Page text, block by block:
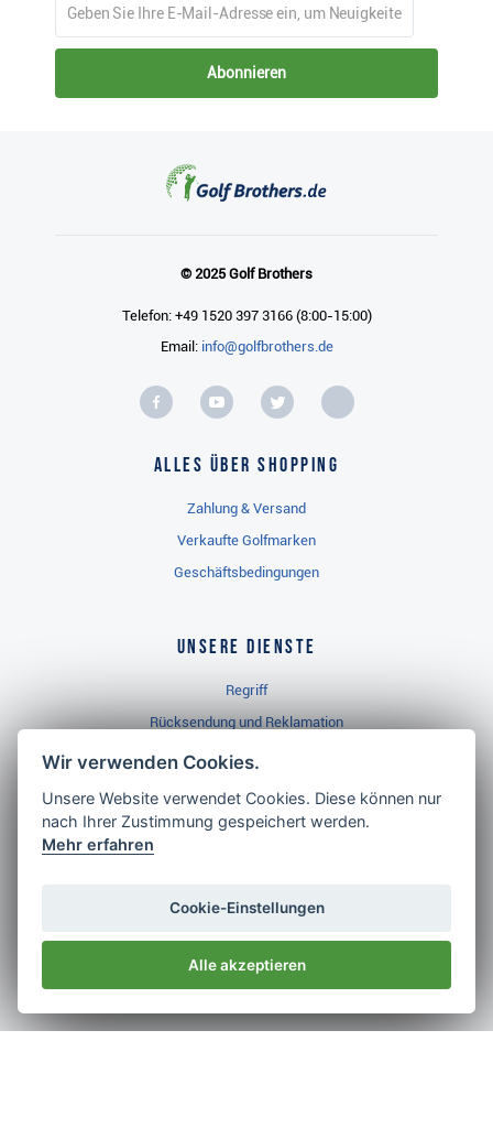
Abonnieren
© 2025 Golf Brothers
Telefon: +49 1520 397 3166 (8:00-15:00)
Email: info@golfbrothers.de
Alles über Shopping
Zahlung & Versand
Verkaufte Golfmarken
Geschäftsbedingungen
Unsere Dienste
Regriff
Rücksendung und Reklamation
Widerrufsbelehrung
Golf Brothers.de
Neuheiten
Impressum
Wir verwenden Cookies.
Unsere Website verwendet Cookies. Diese können nur
nach Ihrer Zustimmung gespeichert werden.
Mehr erfahren
Cookie-Einstellungen
Alle akzeptieren